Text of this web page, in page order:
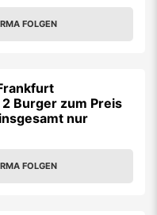
FOLGEN
Burger zum Preis
nur
FOLGEN